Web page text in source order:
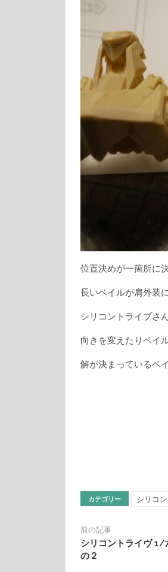
位置決めが一箇所に
長いベイルが肩外装
シリコントライブさ
向きを変えたりベイ
解が決まっているベ
カテゴリー シリコ
前の記事
シリコントライヴ 1/
の２